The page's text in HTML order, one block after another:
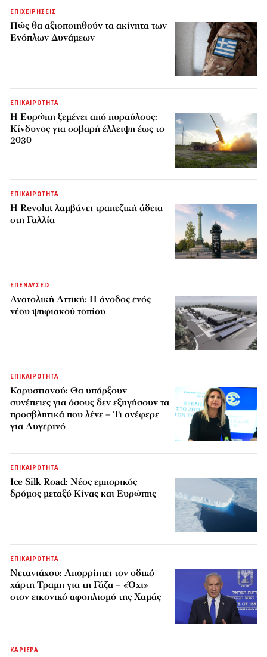
ΕΠΙΧΕΙΡΗΣΕΙΣ
Πώς θα αξιοποιηθούν τα ακίνητα των
Ενόπλων Δυνάμεων
ΕΠΙΚΑΙΡΟΤΗΤΑ
H Ευρώπη ξεμένει από πυραύλους:
Κίνδυνος για σοβαρή έλλειψη έως το
2030
ΕΠΙΚΑΙΡΟΤΗΤΑ
Η Revolut λαμβάνει τραπεζική άδεια
στη Γαλλία
ΕΠΕΝΔΥΣΕΙΣ
Ανατολική Αττική: Η άνοδος ενός
νέου ψηφιακού τοπίου
ΕΠΙΚΑΙΡΟΤΗΤΑ
Καρυστιανού: Θα υπάρξουν
συνέπειες για όσους δεν εξηγήσουν τα
προσβλητικά που λένε – Τι ανέφερε
για Αυγερινό
ΕΠΙΚΑΙΡΟΤΗΤΑ
Ice Silk Road: Nέος εμπορικός
δρόμος μεταξύ Κίνας και Ευρώπης
ΕΠΙΚΑΙΡΟΤΗΤΑ
Νετανιάχου: Απορρίπτει τον οδικό
χάρτη Τραμπ για τη Γάζα – «Όχι»
στον εικονικό αφοπλισμό της Χαμάς
ΚΑΡΙΕΡΑ